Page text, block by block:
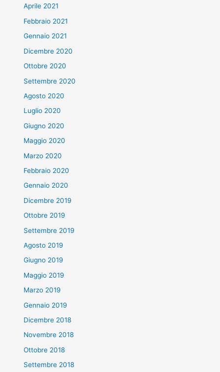
Aprile 2021
Febbraio 2021
Gennaio 2021
Dicembre 2020
Ottobre 2020
Settembre 2020
Agosto 2020
Luglio 2020
Giugno 2020
Maggio 2020
Marzo 2020
Febbraio 2020
Gennaio 2020
Dicembre 2019
Ottobre 2019
Settembre 2019
Agosto 2019
Giugno 2019
Maggio 2019
Marzo 2019
Gennaio 2019
Dicembre 2018
Novembre 2018
Ottobre 2018
Settembre 2018